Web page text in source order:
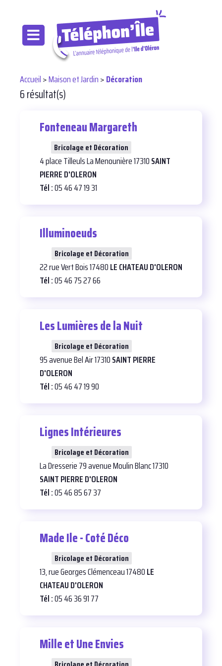
Accueil>Maison et Jardin>Décoration
6 résultat(s)
Fonteneau Margareth
Bricolage et Décoration
4 place Tilleuls La Menounière 17310SAINT
PIERRE D'OLERON
Tél :05 46 47 19 31
Illuminoeuds
Bricolage et Décoration
22 rue Vert Bois 17480LE CHATEAU D'OLERON
Tél :05 46 75 27 66
Les Lumières de la Nuit
Bricolage et Décoration
95 avenue Bel Air 17310SAINT PIERRE
D'OLERON
Tél :05 46 47 19 90
Lignes Intérieures
Bricolage et Décoration
La Dresserie 79 avenue Moulin Blanc 17310
SAINT PIERRE D'OLERON
Tél :05 46 85 67 37
Made Ile - Coté Déco
Bricolage et Décoration
13, rue Georges Clémenceau 17480LE
CHATEAU D'OLERON
Tél :05 46 36 91 77
Mille et Une Envies